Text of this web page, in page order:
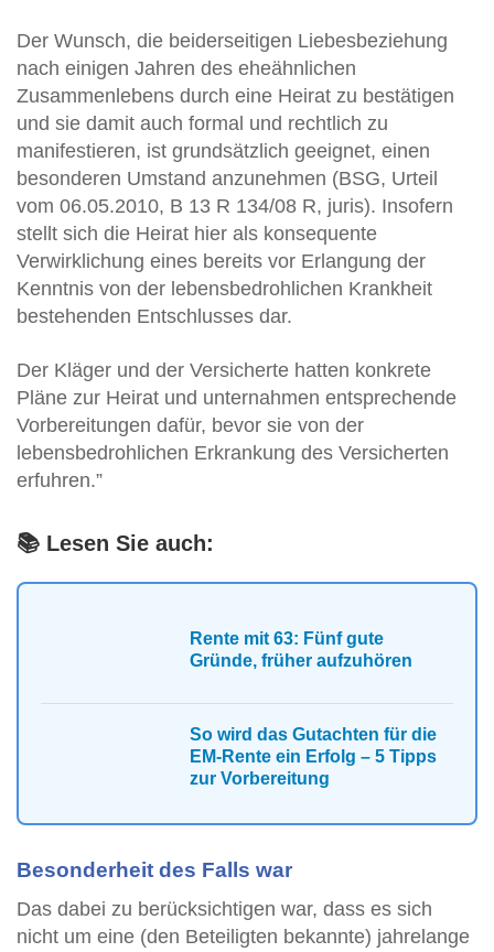
Der Wunsch, die beiderseitigen Liebesbeziehung
nach einigen Jahren des eheähnlichen
Zusammenlebens durch eine Heirat zu bestätigen
und sie damit auch formal und rechtlich zu
manifestieren, ist grundsätzlich geeignet, einen
besonderen Umstand anzunehmen (BSG, Urteil
vom 06.05.2010, B 13 R 134/08 R, juris). Insofern
stellt sich die Heirat hier als konsequente
Verwirklichung eines bereits vor Erlangung der
Kenntnis von der lebensbedrohlichen Krankheit
bestehenden Entschlusses dar.
Der Kläger und der Versicherte hatten konkrete
Pläne zur Heirat und unternahmen entsprechende
Vorbereitungen dafür, bevor sie von der
lebensbedrohlichen Erkrankung des Versicherten
erfuhren.”
📚 Lesen Sie auch:
Rente mit 63: Fünf gute
Gründe, früher aufzuhören
So wird das Gutachten für die
EM-Rente ein Erfolg – 5 Tipps
zur Vorbereitung
Besonderheit des Falls war
Das dabei zu berücksichtigen war, dass es sich
nicht um eine (den Beteiligten bekannte) jahrelange